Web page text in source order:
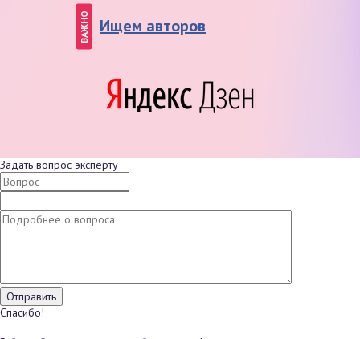
ВАЖНО Ищем авторов
Задать вопрос эксперту
Спасибо!